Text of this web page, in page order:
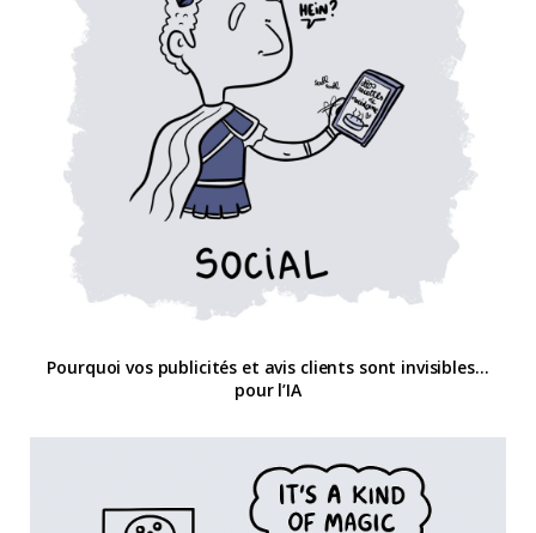
Pourquoi vos publicités et avis clients sont invisibles…
pour l’IA